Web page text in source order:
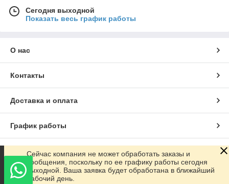
Сегодня выходной
Показать весь график работы
О нас
Контакты
Доставка и оплата
График работы
Полная версия сайта
Сайт создан на маркетплейсе Satu.kz
Сейчас компания не может обработать заказы и
сообщения, поскольку по ее графику работы сегодня
выходной. Ваша заявка будет обработана в ближайший
рабочий день.